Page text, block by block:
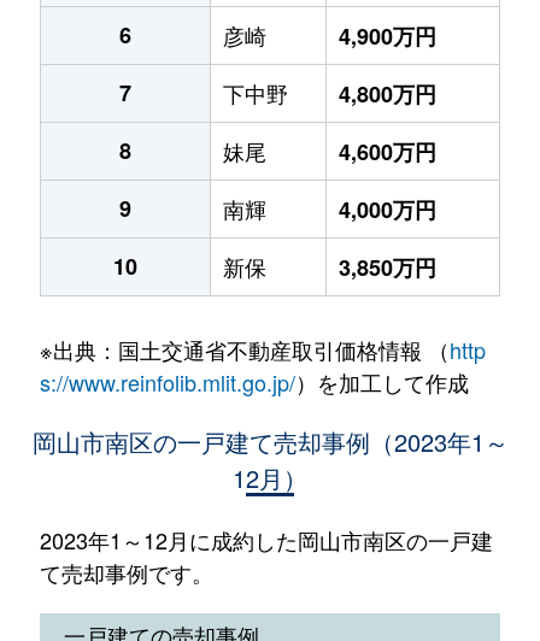
6
彦崎
4,900万円
7
下中野
4,800万円
8
妹尾
4,600万円
9
南輝
4,000万円
10
新保 3,850万円
※出典：国土交通省不動産取引価格情報 （http
s://www.reinfolib.mlit.go.jp/）を加工して作成
岡山市南区の一戸建て売却事例（2023年1～
12月）
2023年1～12月に成約した岡山市南区の一戸建
て売却事例です。